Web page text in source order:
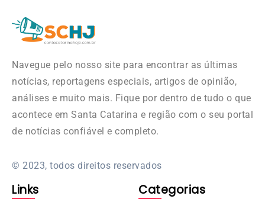
Navegue pelo nosso site para encontrar as últimas
notícias, reportagens especiais, artigos de opinião,
análises e muito mais. Fique por dentro de tudo o que
acontece em Santa Catarina e região com o seu portal
de notícias confiável e completo.
© 2023, todos direitos reservados
Links Categorias